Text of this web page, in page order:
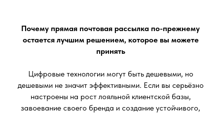
Почему прямая почтовая рассылка по-прежнему
остается лучшим решением, которое вы можете
принять
Цифровые технологии могут быть дешевыми, но
дешевыми не значит эффективными. Если вы серьёзно
настроены на рост лояльной клиентской базы,
завоевание своего бренда и создание устойчивого,